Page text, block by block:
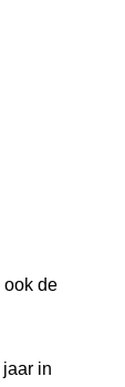
ook de
in